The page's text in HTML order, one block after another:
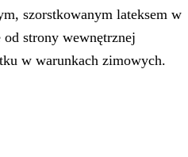
szorstkowanym lateksem w
strony wewnętrznej
w warunkach zimowych.